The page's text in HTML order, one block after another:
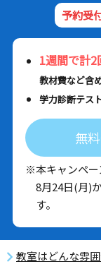
予約受
1週間で計
教材費など含め
学力診断テス
無
※本キャンペー
8月24日(月)
す。
教室はどんな雰